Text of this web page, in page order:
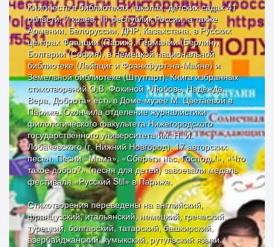
Книги есть в библиотеках, школах, детских садах 41
области, 7 краёв, 11 республик России, а также
Армении, Белоруссии, ДНР, Казахстана, в Русских
центрах Франции (Париж), Германии (Берлин),
Болгарии (София), в Немецкой национальной
библиотеке (Лейпциг и Франкфурт-на-Майне) и
Земельной библиотеке (Штутгарт). Книга избранных
стихотворений О.В. Фокиной «Любовь, Надежда,
Вера, Доброта» есть в Доме-музее М. Цветаевой в
Париже. Окончила отделение журналистики
филологического факультета Нижегородского
государственного университета им. Н. И.
Лобачевского (г. Нижний Новгород). 17 авторских
песен. Песни «Мама», «Сбереги нас, Господь!», «Что
такое добро?» (песня для детей) завоевали медаль
фестиваля «Русский Stil» в Париже.
Стихотворения переведены на английский,
французский, итальянский, немецкий, греческий,
турецкий, болгарский, татарский, башкирский,
азербайджанский, кумыкский, рутульский языки.